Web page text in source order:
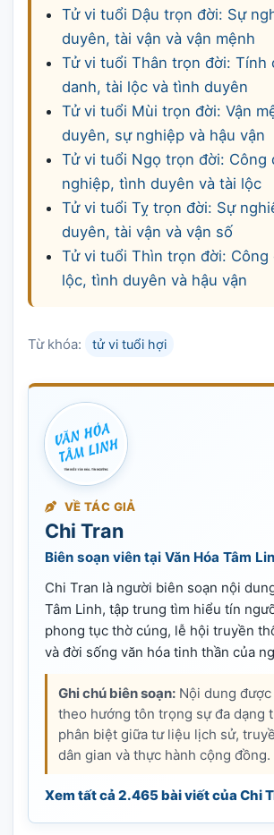
Tử vi tuổi Dậu trọn đời: Sự
duyên, tài vận và vận mệnh
Tử vi tuổi Thân trọn đời: Tính
danh, tài lộc và tình duyên
Tử vi tuổi Mùi trọn đời: Vận
duyên, sự nghiệp và hậu vận
Tử vi tuổi Ngọ trọn đời: Công
nghiệp, tình duyên và tài lộc
Tử vi tuổi Tỵ trọn đời: Sự
duyên, tài vận và vận số
Tử vi tuổi Thìn trọn đời: Công
lộc, tình duyên và hậu vận
Từ khóa: tử vi tuổi hợi
VỀ TÁC GIẢ
Chi Tran
Biên soạn viên tại Văn Hóa Tâm
Chi Tran là người biên soạn nội
Tâm Linh, tập trung tìm hiểu tín
phong tục thờ cúng, lễ hội truyền
và đời sống văn hóa tinh thần của
Ghi chú biên soạn: Nội dung
theo hướng tôn trọng sự đa dạng
phân biệt giữa tư liệu lịch sử,
dân gian và thực hành cộng đồng.
Xem tất cả 2.465 bài viết của Chi